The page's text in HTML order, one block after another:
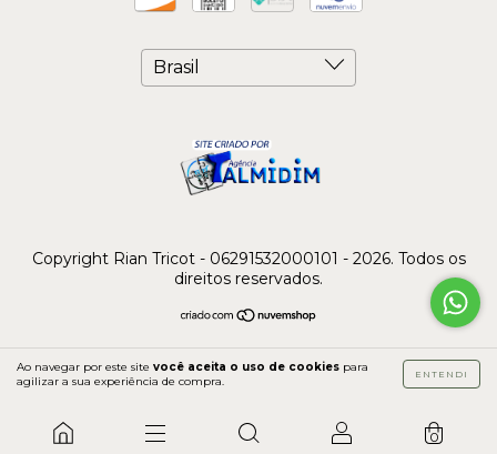
Ao navegar por este site você aceita o uso de cookies para
agilizar a sua experiência de compra.
ENTENDI
0
Copyright Rian Tricot - 06291532000101 - 2026. Todos os
direitos reservados.